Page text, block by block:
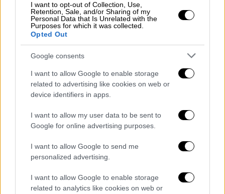
I want to opt-out of Collection, Use,
Retention, Sale, and/or Sharing of my
Personal Data that Is Unrelated with the
Purposes for which it was collected.
Opted Out
Google consents
I want to allow Google to enable storage
related to advertising like cookies on web or
device identifiers in apps.
I want to allow my user data to be sent to
Google for online advertising purposes.
I want to allow Google to send me
personalized advertising.
I want to allow Google to enable storage
related to analytics like cookies on web or
Κάθε εμφάνισή τους κέρδιζε τις εντυπώσεις
και σε όλο το φάσμα του σόου απέσπασαν
πολύ καλές βαθμολογίες με τις εμφανίσεις
τους.